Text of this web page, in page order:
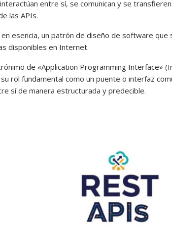
entre sí, se comunican y se
las APIs.
esencia, un patrón de diseño de software que
disponibles en Internet.
de «Application Programming Interface»
rol fundamental como un puente o interfaz
sí de manera estructurada y predecible.